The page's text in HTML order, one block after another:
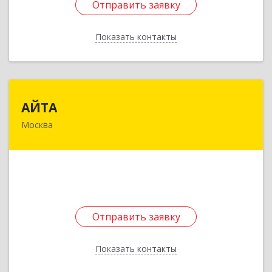
Отправить заявку
Показать контакты
Отправить заявку
Назад
АЙТА
Москва
Отправить заявку
Показать контакты
Отправить заявку
Назад